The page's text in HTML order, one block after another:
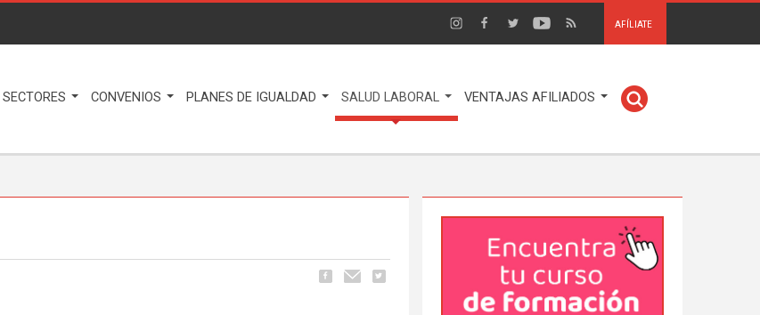
AFÍLIATE
SECTORES CONVENIOS PLANES DE IGUALDAD SALUD LABORAL VENTAJAS AFILIADOS